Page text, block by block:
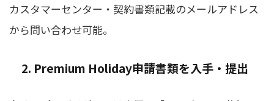
カスタマーセンター・契約書類記載のメールアドレス
から問い合わせ可能。
2. Premium Holiday申請書類を入手・提出